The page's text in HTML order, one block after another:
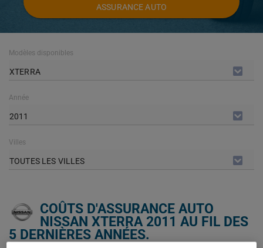
ASSURANCE AUTO
Modèles disponibles
XTERRA
Année
2011
Villes
TOUTES LES VILLES
COÛTS D'ASSURANCE AUTO
NISSAN XTERRA 2011 AU FIL DES
5 DERNIÈRES ANNÉES.